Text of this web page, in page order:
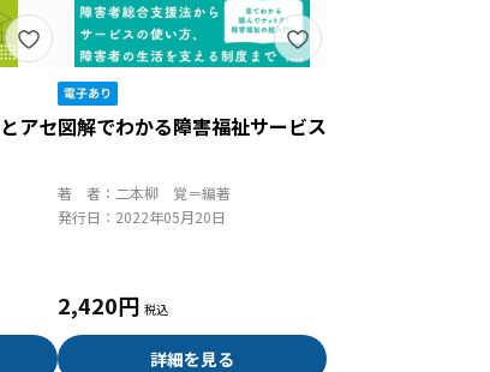
アセ図解でわかる障害福祉サービス
著 者： 二本柳 覚＝編著
発行日： 2022年05月20日
2,420円
詳細を見る